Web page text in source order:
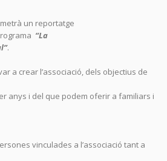
un reportatge
“La
.
a crear l’associació, dels objectius de
anys i del que podem oferir a familiars i
vinculades a l’associació tant a